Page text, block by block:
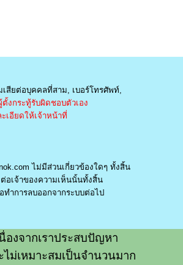
สียต่อบุคคลที่สาม, เบอร์โทรศัพท์,
งกระทู้รับผิดชอบตัวเอง
เอียดให้เจ้าหน้าที่
ไม่มีส่วนเกี่ยวข้องใดๆ ทั้งสิ้น
อเจ้าของความเห็นนั้นทั้งสิ้น
ทำการลบออกจากระบบต่อไป
องจากเราประสบปัญหา
ม่เหมาะสมเป็นจำนวนมาก